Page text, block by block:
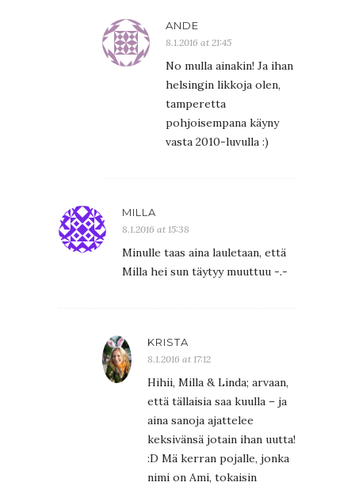
ANDE
8.1.2016 at 21:45
No mulla ainakin! Ja ihan
helsingin likkoja olen,
tamperetta
pohjoisempana käyny
vasta 2010-luvulla :)
MILLA
8.1.2016 at 15:38
Minulle taas aina lauletaan, että
Milla hei sun täytyy muuttuu -.-
KRISTA
8.1.2016 at 17:12
Hihii, Milla & Linda; arvaan,
että tällaisia saa kuulla – ja
aina sanoja ajattelee
keksivänsä jotain ihan uutta!
:D Mä kerran pojalle, jonka
nimi on Ami, tokaisin